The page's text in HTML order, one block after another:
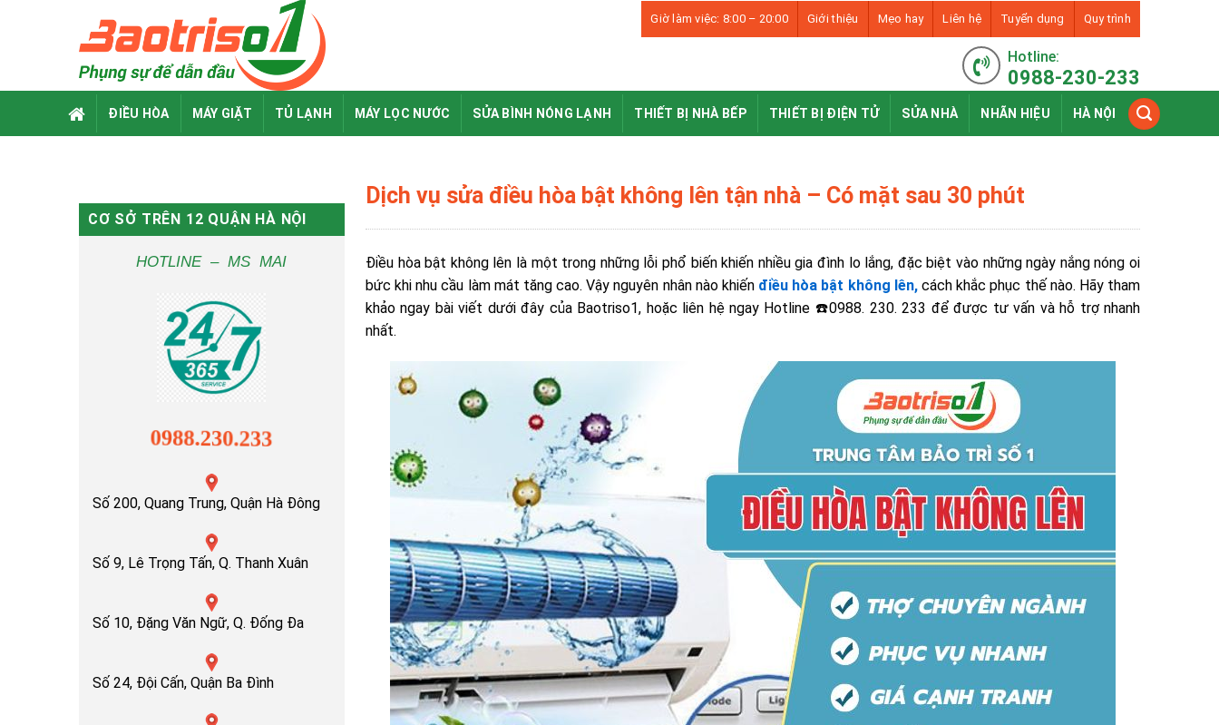
Giờ làm việc: 8:00 – 20:00 Giới thiệu Mẹo hay Liên hệ Tuyển dụng Quy trình
Hotline:
0988-230-233
ĐIỀU HÒA MÁY GIẶT TỦ LẠNH MÁY LỌC NƯỚC SỬA BÌNH NÓNG LẠNH THIẾT BỊ NHÀ BẾP THIẾT BỊ ĐIỆN TỬ SỬA NHÀ NHÃN HIỆU HÀ NỘI
CƠ SỞ TRÊN 12 QUẬN HÀ NỘI
HOTLINE – MS MAI
0988.230.233
Số 200, Quang Trung, Quận Hà Đông
Số 9, Lê Trọng Tấn, Q. Thanh Xuân
Số 10, Đặng Văn Ngữ, Q. Đống Đa
Số 24, Đội Cấn, Quận Ba Đình
Dịch vụ sửa điều hòa bật không lên tận nhà – Có mặt sau 30 phút
Điều hòa bật không lên là một trong những lỗi phổ biến khiến nhiều gia đình lo lắng, đặc biệt vào những ngày nắng nóng oi
bức khi nhu cầu làm mát tăng cao. Vậy nguyên nhân nào khiến điều hòa bật không lên, cách khắc phục thế nào. Hãy tham
khảo ngay bài viết dưới đây của Baotriso1, hoặc liên hệ ngay Hotline ☎️0988. 230. 233 để được tư vấn và hỗ trợ nhanh
nhất.